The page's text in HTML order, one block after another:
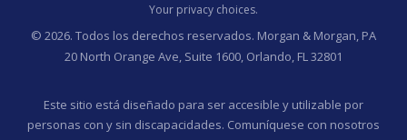
Your privacy choices.
© 2026. Todos los derechos reservados. Morgan & Morgan, PA
20 North Orange Ave, Suite 1600, Orlando, FL 32801
Este sitio está diseñado para ser accesible y utilizable por
personas con y sin discapacidades. Comuníquese con nosotros